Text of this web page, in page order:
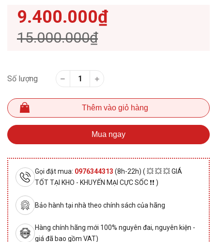
9.400.000₫
15.000.000₫
Số lượng
Thêm vào giỏ hàng
Mua ngay
Gọi đặt mua: 0976344313 (8h-22h) ( 💥 💥 💥 GIÁ
TỐT TẠI KHO - KHUYẾN MẠI CỰC SỐC ❗❗ )
Bảo hành tại nhà theo chính sách của hãng
Hàng chính hãng mới 100% nguyên đai, nguyên kiện -
giá đã bao gồm VAT)